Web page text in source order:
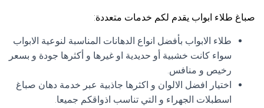
صباغ طلاء ابواب يقدم لكم خدمات متعددة:
طلاء الابواب بأفضل انواع الدهانات المناسبة لنوعية الابواب
سواء كانت خشبية أو حديدية او غيرها و أكثرها جودة و بسعر
رخيص و منافس.
اختيار افضل الالوان و اكثرها جاذبية عبر خدمة دهان صباغ
اسطبلات الجهراء و التي تناسب اذواقكم جميعا.